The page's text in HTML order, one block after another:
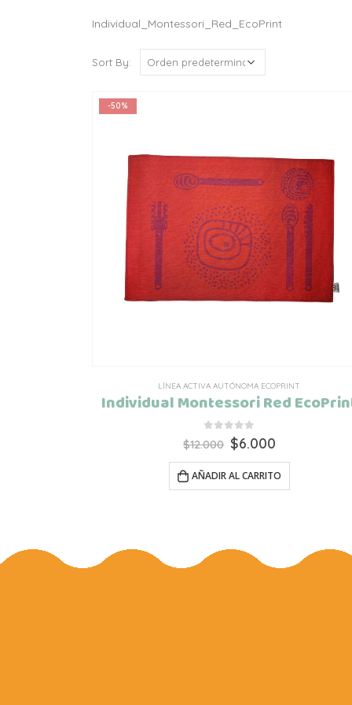
Individual_Montessori_Red_EcoPrint
Sort By:
-50%
LÍNEA ACTIVA AUTÓNOMA ECOPRINT
Individual Montessori Red
out of 5
$12.000 El
precio
original
era:
$6.000
actual
es:
AÑADIR AL CARRITO